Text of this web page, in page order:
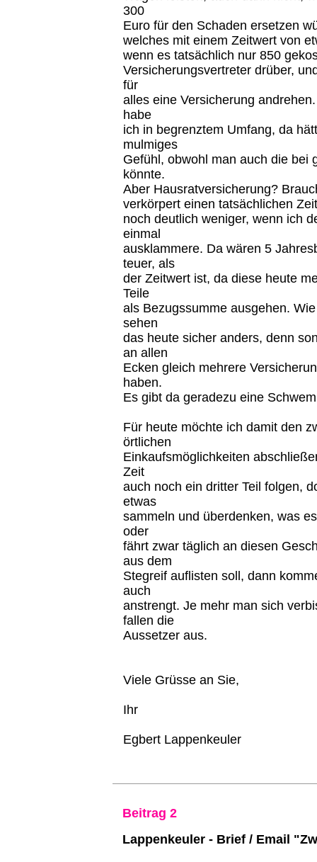
300
Euro für den Schaden ersetzen
welches mit einem Zeitwert von
wenn es tatsächlich nur 850
Versicherungsvertreter drüber,
für
alles eine Versicherung
habe
ich in begrenztem Umfang, da
mulmiges
Gefühl, obwohl man auch die bei
könnte.
Aber Hausratversicherung?
verkörpert einen tatsächlichen
noch deutlich weniger, wenn ich
einmal
ausklammere. Da wären 5
teuer, als
der Zeitwert ist, da diese heute
Teile
als Bezugssumme ausgehen.
sehen
das heute sicher anders, denn
an allen
Ecken gleich mehrere
haben.
Es gibt da geradezu eine
Für heute möchte ich damit den
örtlichen
Einkaufsmöglichkeiten
Zeit
auch noch ein dritter Teil folgen,
etwas
sammeln und überdenken, was
oder
fährt zwar täglich an diesen
aus dem
Stegreif auflisten soll, dann
auch
anstrengt. Je mehr man sich
fallen die
Aussetzer aus.
Viele Grüsse an Sie,
Ihr
Egbert Lappenkeuler
Beitrag 2
Lappenkeuler - Brief / Email